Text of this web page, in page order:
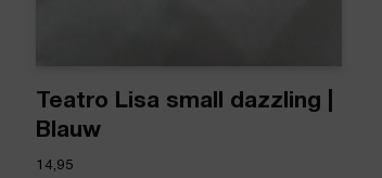
Teatro Lisa small dazzling |
Blauw
14,95